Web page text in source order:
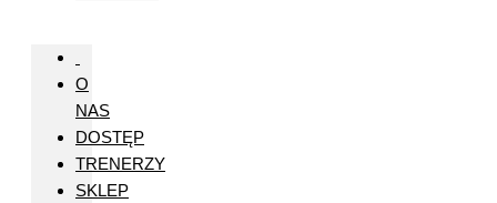
O
NAS
DOSTĘP
TRENERZY
SKLEP